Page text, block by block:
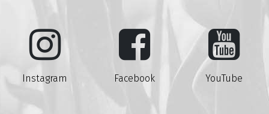
Instagram Facebook YouTube